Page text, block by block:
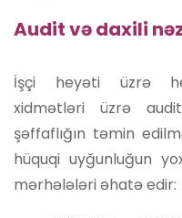
Audit və daxili
İşçi heyəti üzrə
xidmətləri üzrə
şəffaflığın təmin
hüquqi uyğunluğun
mərhələləri əhatə edir: